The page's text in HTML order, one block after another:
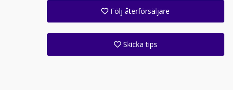
10,00-14,00 Välkomna.Följ återförsäljare
Skicka tips